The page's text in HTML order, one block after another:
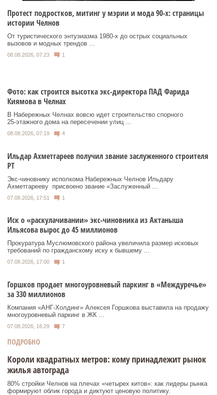
Протест подростков, митинг у мэрии и мода 90-х: страницы
истории Челнов
От туристического энтузиазма 1980‑х до острых социальных
вызовов и модных трендов ...
08.08.2026, 07:23 1
Фото: как строится высотка экс-директора ПАД Фарида
Киямова в Челнах
В Набережных Челнах вовсю идет строительство спорного
25‑этажного дома на пересечении улиц ...
08.08.2026, 07:19 4
Ильдар Ахметгареев получил звание заслуженного строителя
РТ
Экс‑чиновнику исполкома Набережных Челнов Ильдару
Ахметгарееву присвоено звание «Заслуженный ...
07.08.2026, 17:51 1
Иск о «раскулачивании» экс-чиновника из Актаныша
Ильясова вырос до 45 миллионов
Прокуратура Муслюмовского района увеличила размер исковых
требований по гражданскому иску к бывшему ...
07.08.2026, 17:00 1
Горшков продает многоуровневый паркинг в «Междуречье»
за 330 миллионов
Компания «АНГ-Холдинг» Алексея Горшкова выставила на продажу
многоуровневый паркинг в ЖК ...
07.08.2026, 16:29 7
ПОДРОБНО
Короли квадратных метров: кому принадлежит рынок
жилья автограда
80% стройки Челнов на плечах «четырех китов»: как лидеры рынка
формируют облик города и диктуют ценовую политику.